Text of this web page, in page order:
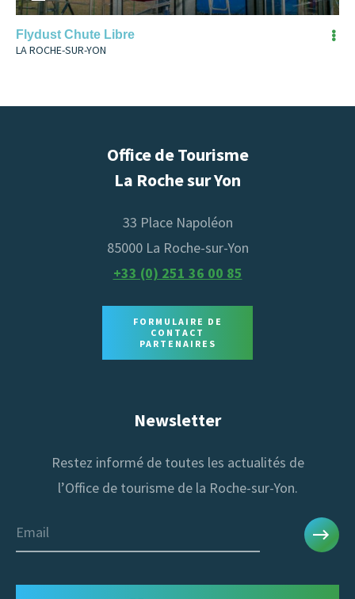
Flydust Chute Libre
LA ROCHE-SUR-YON
Office de Tourisme
La Roche sur Yon
33 Place Napoléon
85000 La Roche-sur-Yon
+33 (0) 251 36 00 85
FORMULAIRE DE
CONTACT
PARTENAIRES
Newsletter
Restez informé de toutes les actualités de
l’Office de tourisme de la Roche-sur-Yon.
Email